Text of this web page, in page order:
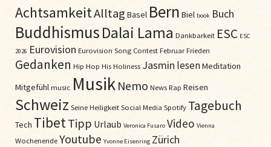
AchtsamkeitAlltag Basel Bern Biel book Buch
BuddhismusDalai Lama Dankbarkeit ESC ESC
2026 Eurovision Eurovision Song ContestFebruarFrieden
Gedanken Hip Hop His Holiness Jasmin lesenMeditation
Mitgefühl music Musik Nemo NewsRap Reisen
Schweiz Seine HeiligkeitSocial Media Spotify Tagebuch
Tech Tibet Tipp Urlaub Veronica Fusaro Video Vienna
WochenendeYoutube Yvonne Eisenring Zürich